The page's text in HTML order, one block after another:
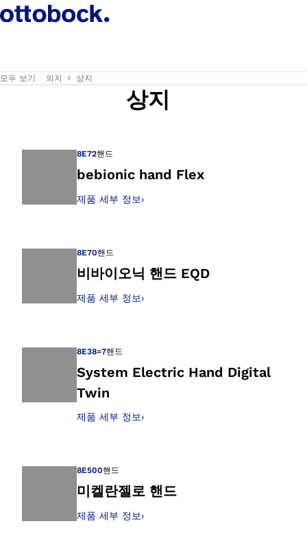
모두 보기 의지 상지
상지
8E72핸드
bebionic hand Flex
제품 세부 정보›
8E70핸드
비바이오닉 핸드 EQD
제품 세부 정보›
갤러리 보기에서
8E38=7핸드
System Electric Hand Digital
Twin
제품 세부 정보›
8E500핸드
미켈란젤로 핸드
제품 세부 정보›